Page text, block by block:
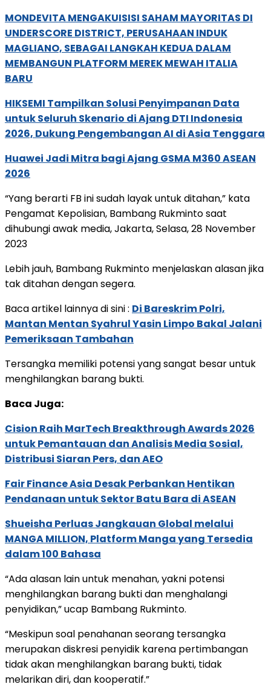
MONDEVITA MENGAKUISISI SAHAM MAYORITAS DI
UNDERSCORE DISTRICT, PERUSAHAAN INDUK
MAGLIANO, SEBAGAI LANGKAH KEDUA DALAM
MEMBANGUN PLATFORM MEREK MEWAH ITALIA
BARU
HIKSEMI Tampilkan Solusi Penyimpanan Data
untuk Seluruh Skenario di Ajang DTI Indonesia
2026, Dukung Pengembangan AI di Asia Tenggara
Huawei Jadi Mitra bagi Ajang GSMA M360 ASEAN
2026
“Yang berarti FB ini sudah layak untuk ditahan,” kata
Pengamat Kepolisian, Bambang Rukminto saat
dihubungi awak media, Jakarta, Selasa, 28 November
2023
Lebih jauh, Bambang Rukminto menjelaskan alasan jika
tak ditahan dengan segera.
Baca artikel lainnya di sini : Di Bareskrim Polri,
Mantan Mentan Syahrul Yasin Limpo Bakal Jalani
Pemeriksaan Tambahan
Tersangka memiliki potensi yang sangat besar untuk
menghilangkan barang bukti.
Baca Juga:
Cision Raih MarTech Breakthrough Awards 2026
untuk Pemantauan dan Analisis Media Sosial,
Distribusi Siaran Pers, dan AEO
Fair Finance Asia Desak Perbankan Hentikan
Pendanaan untuk Sektor Batu Bara di ASEAN
Shueisha Perluas Jangkauan Global melalui
MANGA MILLION, Platform Manga yang Tersedia
dalam 100 Bahasa
“Ada alasan lain untuk menahan, yakni potensi
menghilangkan barang bukti dan menghalangi
penyidikan,” ucap Bambang Rukminto.
“Meskipun soal penahanan seorang tersangka
merupakan diskresi penyidik karena pertimbangan
tidak akan menghilangkan barang bukti, tidak
melarikan diri, dan kooperatif.”